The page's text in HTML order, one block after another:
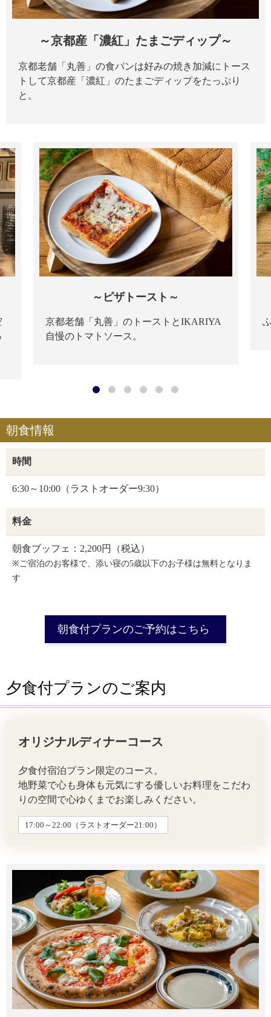
～京都産「濃紅」たまごディップ～
京都老舗「丸善」の食パンは好みの焼き加減にトース
トして京都産「濃紅」のたまごディップをたっぷり
と。
～ピザトースト～
京都老舗「丸善」のトーストとIKARIYA
自慢のトマトソース。
朝食情報
時間
6:30～10:00（ラストオーダー9:30）
料金
朝食ブッフェ：2,200円（税込）
※ご宿泊のお客様で、添い寝の5歳以下のお子様は無料となりま
す
朝食付プランのご予約はこちら
夕食付プランのご案内
オリジナルディナーコース
夕食付宿泊プラン限定のコース。
地野菜で心も身体も元気にする優しいお料理をこだわ
りの空間で心ゆくまでお楽しみください。
17:00～22:00（ラストオーダー21:00）